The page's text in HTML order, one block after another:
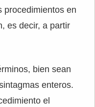
procedimientos en
es decir, a partir
bien sean
enteros.
el